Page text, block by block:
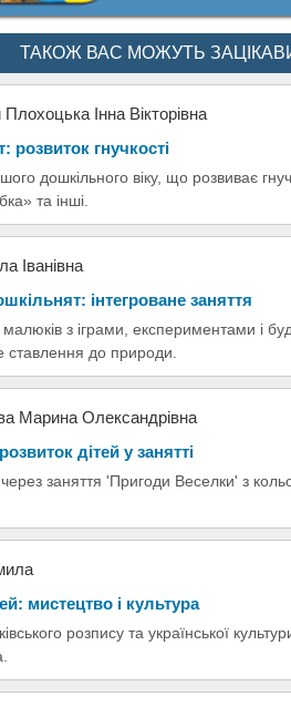
ТАКОЖ ВАС МОЖУТЬ
Плохоцька Інна Вікторівна
розвиток гнучкості
дошкільного віку, що розвиває
та інші.
Іванівна
інтегроване заняття
з іграми, експериментами і
ставлення до природи.
Марина Олександрівна
дітей у занятті
через заняття 'Пригоди Веселки' з
мистецтво і культура
розпису та української